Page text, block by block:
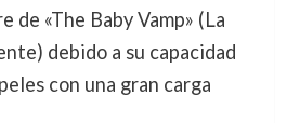
de «The Baby Vamp» (La
debido a su capacidad
con una gran carga